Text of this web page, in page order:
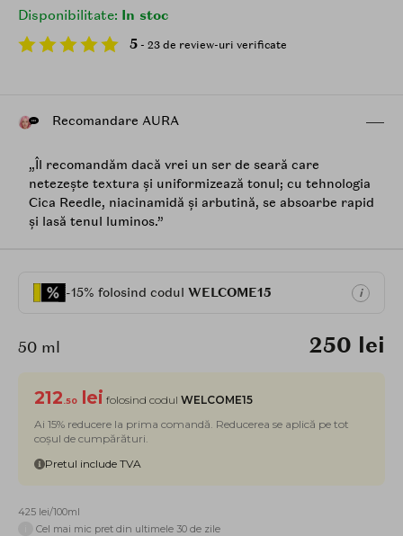
Disponibilitate: In stoc
5 - 23 de review-uri verificate
Recomandare AURA
„Îl recomandăm dacă vrei un ser de seară care
netezește textura și uniformizează tonul; cu tehnologia
Cica Reedle, niacinamidă și arbutină, se absoarbe rapid
și lasă tenul luminos.”
-15% folosind codul WELCOME15 i
50 ml 250 lei
212 .50 lei folosind codul WELCOME15
Ai 15% reducere la prima comandă. Reducerea se aplică pe tot
coșul de cumpărături.
Pretul include TVA
425 lei/100ml
Cel mai mic pret din ultimele 30 de zile